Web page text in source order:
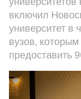
включил
университет в
вузов,
предоставить